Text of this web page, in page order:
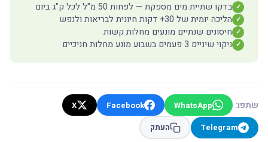
✓ בדקו שתיית מים מספקת — לפחות 50 מ"ל לכל ק"ג ביום
✓ הליכה יומית של 30+ דקות חיונית לבריאות ולנפש
✓ חיסונים שנתיים מונעים מחלות קשות
✓ ניקוי שיניים 3 פעמים בשבוע מונע מחלות חניכיים
שתפו: WhatsApp
Facebook
X
Telegram
העתק